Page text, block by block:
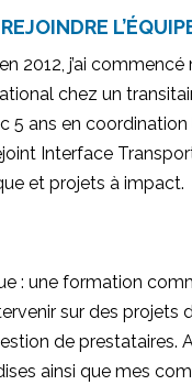
2012, j’ai
chez un
5 ans en coordination
Interface
et projets à impact.
: une formation
sur des projets
de prestataires.
ainsi que mes